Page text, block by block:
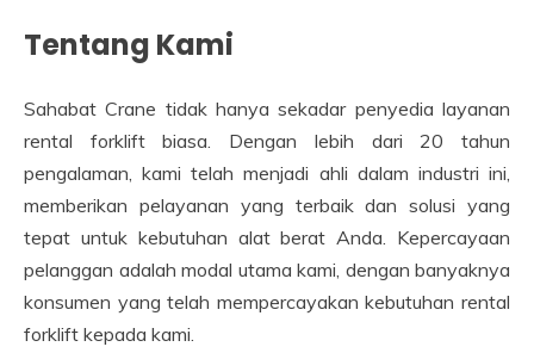
Tentang Kami
Sahabat Crane tidak hanya sekadar penyedia layanan
rental forklift biasa. Dengan lebih dari 20 tahun
pengalaman, kami telah menjadi ahli dalam industri ini,
memberikan pelayanan yang terbaik dan solusi yang
tepat untuk kebutuhan alat berat Anda. Kepercayaan
pelanggan adalah modal utama kami, dengan banyaknya
konsumen yang telah mempercayakan kebutuhan rental
forklift kepada kami.